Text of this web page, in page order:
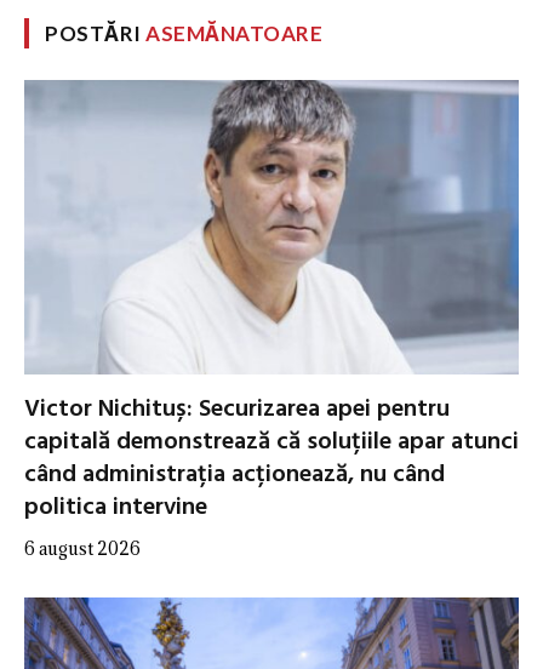
POSTĂRIASEMĂNATOARE
Victor Nichituș: Securizarea apei pentru
capitală demonstrează că soluțiile apar atunci
când administrația acționează, nu când
politica intervine
6 august 2026